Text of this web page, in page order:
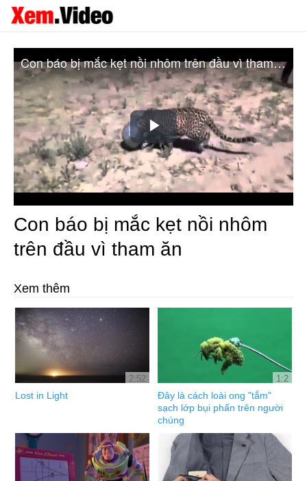
Play
Video
Con báo bị mắc kẹt nồi nhôm trên đầu vì tham ăn
Con báo bị mắc kẹt nồi nhôm
trên đầu vì tham ăn
Xem thêm
2:52
Lost in Light
1:2
Đây là cách loài ong "tắm"
sạch lớp bụi phấn trên người
chúng